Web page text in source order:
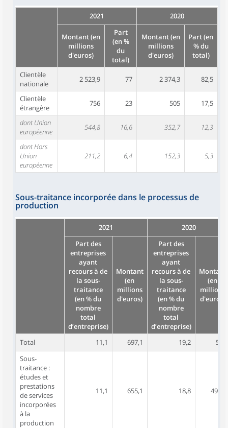
2021 2020
Montant (en
millions
d'euros)
Part
(en %
du
total)
Montant (en
millions
d'euros)
Part (en
% du
total)
Clientèle
nationale
2 523,9 77 2 374,3 82,5
Clientèle
étrangère
756 23 505 17,5
dont Union
européenne
544,8 16,6 352,7 12,3
dont Hors
Union
européenne
211,2 6,4 152,3 5,3
Sous-traitance incorporée dans le processus de
production
2021
2020
Part des
entreprises
ayant
recours à de
la sous-
traitance
(en % du
nombre
total
d’entreprise)
Montant
(en
millions
d'euros)
Part des
entreprises
ayant
recours à de
la sous-
traitance
(en % du
nombre
total
d’entreprise)
Montant
(en
millions
d'euros)
Total 11,1 697,1 19,2
541
Sous-
traitance :
études et
prestations
de services
incorporées
à la
production
11,1 655,1 18,8 497,1